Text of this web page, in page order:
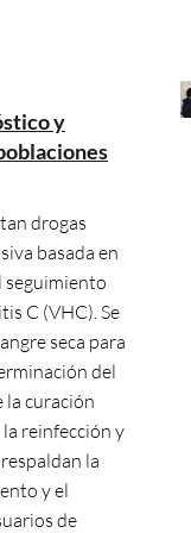
y
drogas
basada en
seguimiento
C (VHC). Se
seca para
del
curación
reinfección y
la
y el
de